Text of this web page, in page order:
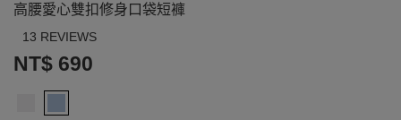
高腰愛心雙扣修身口袋短褲
13 REVIEWS
NT$ 690